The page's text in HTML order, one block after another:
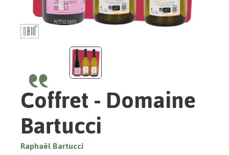
Coffret - Domaine
Bartucci
Raphaël Bartucci